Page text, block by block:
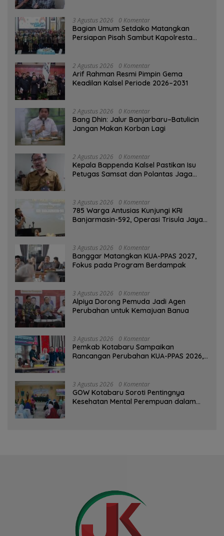
3 Agustus 2026 0 Komentar
Bagian Umum Setdako Matangkan
Persiapan Pisah Sambut Kapolresta
2 Agustus 2026 0 Komentar
Arif Rahman Resmi Pimpin Gema
Keadilan Kalsel Periode 2026–2031
2 Agustus 2026 0 Komentar
Bang Dhin: Jalur Banjarbaru–Batulicin
Jangan Makan Korban Lagi
2 Agustus 2026 0 Komentar
Kepala Bappenda Kalsel Pastikan Isu
Petugas Samsat dan Polantas Jaga
3 Agustus 2026 0 Komentar
785 Warga Antusias Kunjungi KRI
Banjarmasin-592, Operasi Trisula Jaya
3 Agustus 2026 0 Komentar
‎Banggar Matangkan KUA-PPAS 2027,
Fokus pada Program Berdampak
3 Agustus 2026 0 Komentar
‎Alpiya Dorong Pemuda Jadi Agen
Perubahan untuk Kemajuan Banua ‎
3 Agustus 2026 0 Komentar
Pemkab Kotabaru Sampaikan
Rancangan Perubahan KUA-PPAS 2026,
3 Agustus 2026 0 Komentar
GOW Kotabaru Soroti Pentingnya
Kesehatan Mental Perempuan dalam